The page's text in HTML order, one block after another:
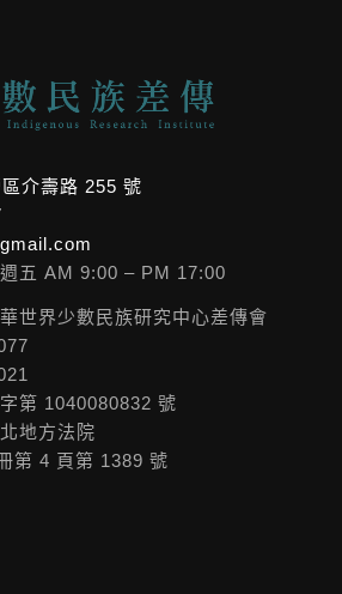
介壽路 255 號
五 AM 9:00 – PM 17:00
世界少數民族研究中心差傳會
第 1040080832 號
地方法院
第 4 頁第 1389 號